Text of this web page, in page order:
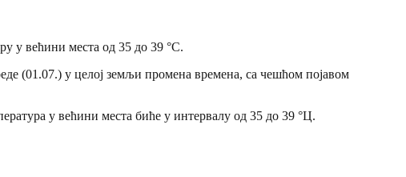
у већини места од 35 до 39 °С.
(01.07.) у целој земљи промена времена, са чешћом појавом
у већини места биће у интервалу од 35 до 39 °Ц.